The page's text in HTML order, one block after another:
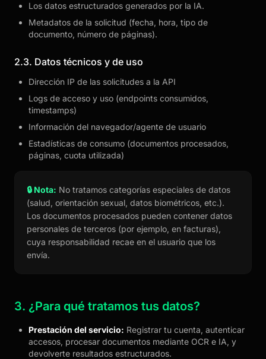
Los datos estructurados generados por la IA.
Metadatos de la solicitud (fecha, hora, tipo de
documento, número de páginas).
2.3. Datos técnicos y de uso
Dirección IP de las solicitudes a la API
Logs de acceso y uso (endpoints consumidos,
timestamps)
Información del navegador/agente de usuario
Estadísticas de consumo (documentos procesados,
páginas, cuota utilizada)
🔒 Nota: No tratamos categorías especiales de datos
(salud, orientación sexual, datos biométricos, etc.).
Los documentos procesados pueden contener datos
personales de terceros (por ejemplo, en facturas),
cuya responsabilidad recae en el usuario que los
envía.
3. ¿Para qué tratamos tus datos?
Prestación del servicio: Registrar tu cuenta, autenticar
accesos, procesar documentos mediante OCR e IA, y
devolverte resultados estructurados.